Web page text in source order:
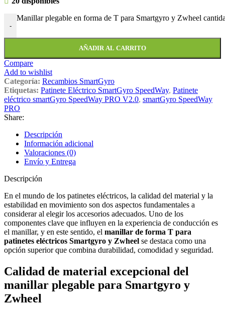
-
Manillar plegable en forma de T para Smartgyro y Zwheel
AÑADIR AL CARRITO
Compare
Add to wishlist
Categoría: Recambios SmartGyro
Etiquetas: Patinete Eléctrico SmartGyro SpeedWay, Patinete
eléctrico smartGyro SpeedWay PRO V2.0, smartGyro SpeedWay
PRO
Share:
Descripción
Información adicional
Valoraciones (0)
Envío y Entrega
Descripción
En el mundo de los patinetes eléctricos, la calidad del material y la
estabilidad en movimiento son dos aspectos fundamentales a
considerar al elegir los accesorios adecuados. Uno de los
componentes clave que influyen en la experiencia de conducción es
el manillar, y en este sentido, el manillar de forma T para
patinetes eléctricos Smartgyro y Zwheel se destaca como una
opción superior que combina durabilidad, comodidad y seguridad.
Calidad de material excepcional del
manillar plegable para Smartgyro y
Zwheel